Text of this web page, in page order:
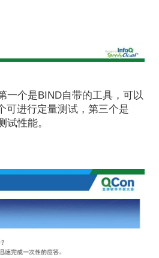
一个是BIND自带的工具，可以
可进行定量测试，第三个是
试性能。